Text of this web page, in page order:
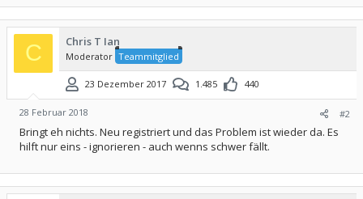
C Chris T Ian
Moderator Teammitglied
23 Dezember 2017 1.485 440
28 Februar 2018 #2
Bringt eh nichts. Neu registriert und das Problem ist wieder da. Es
hilft nur eins - ignorieren - auch wenns schwer fällt.